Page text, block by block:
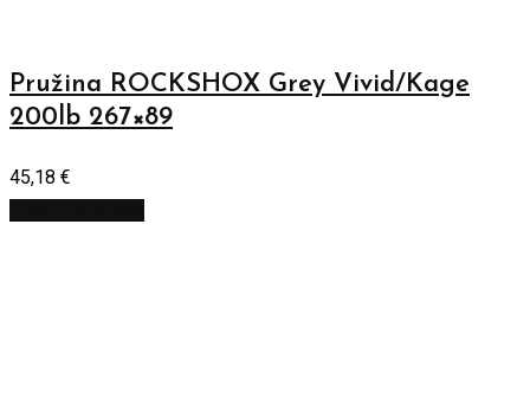
Pružina ROCKSHOX Grey Vivid/Kage
200lb 267×89
45,18 €